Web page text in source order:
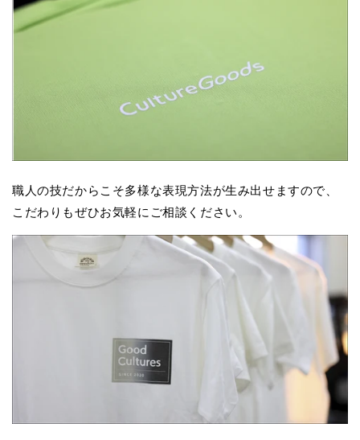
職人の技だからこそ多様な表現方法が生み出せますので、
こだわりもぜひお気軽にご相談ください。